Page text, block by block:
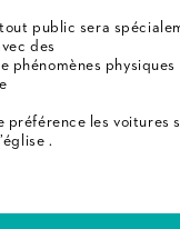
public sera
des
phénomènes
préférence les voitures
.